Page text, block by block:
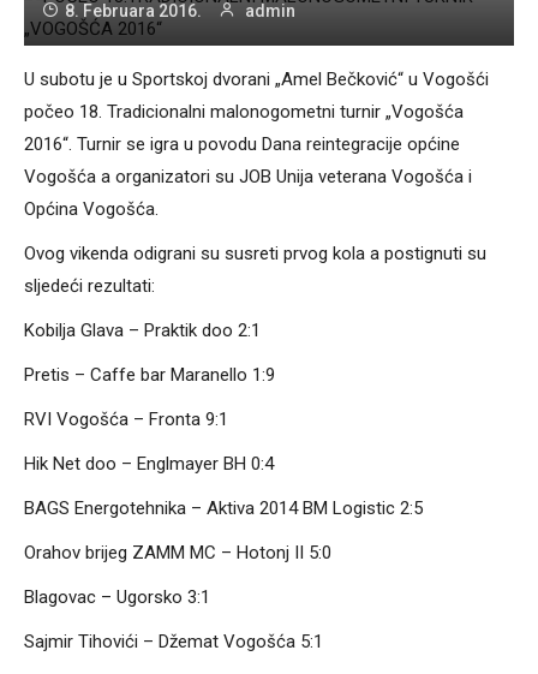
8. Februara 2016. admin
U subotu je u Sportskoj dvorani „Amel Bečković“ u Vogošći
počeo 18. Tradicionalni malonogometni turnir „Vogošća
2016“. Turnir se igra u povodu Dana reintegracije općine
Vogošća a organizatori su JOB Unija veterana Vogošća i
Općina Vogošća.
Ovog vikenda odigrani su susreti prvog kola a postignuti su
sljedeći rezultati:
Kobilja Glava – Praktik doo 2:1
Pretis – Caffe bar Maranello 1:9
RVI Vogošća – Fronta 9:1
Hik Net doo – Englmayer BH 0:4
BAGS Energotehnika – Aktiva 2014 BM Logistic 2:5
Orahov brijeg ZAMM MC – Hotonj II 5:0
Blagovac – Ugorsko 3:1
Sajmir Tihovići – Džemat Vogošća 5:1